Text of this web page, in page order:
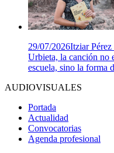
29/07/2026Itziar
Urbieta, la canción no
escuela, sino la forma
AUDIOVISUALES
Portada
Actualidad
Convocatorias
Agenda profesional